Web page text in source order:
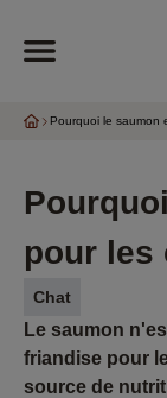
Pourquoi le saumon
pour les
Chat
Le saumon
friandise pour
source de